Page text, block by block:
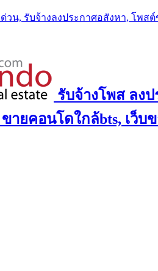
น, รับจ้างลงประกาศอสังหา, โพส
รับจ้างโพส ลง
ายคอนโดใกล้bts, เว็